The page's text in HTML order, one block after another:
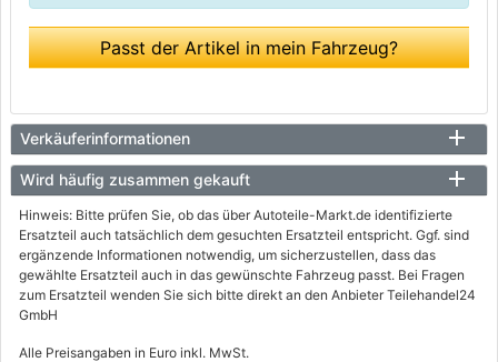
Passt der Artikel in mein Fahrzeug?
Verkäuferinformationen
Wird häufig zusammen gekauft
Hinweis: Bitte prüfen Sie, ob das über Autoteile-Markt.de identifizierte
Ersatzteil auch tatsächlich dem gesuchten Ersatzteil entspricht. Ggf. sind
ergänzende Informationen notwendig, um sicherzustellen, dass das
gewählte Ersatzteil auch in das gewünschte Fahrzeug passt. Bei Fragen
zum Ersatzteil wenden Sie sich bitte direkt an den Anbieter Teilehandel24
GmbH
Alle Preisangaben in Euro inkl. MwSt.